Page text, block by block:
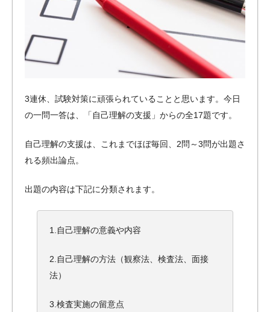
3連休、試験対策に頑張られていることと思います。今日
の一問一答は、「自己理解の支援」からの全17題です。
自己理解の支援は、これまでほぼ毎回、2問～3問が出題さ
れる頻出論点。
出題の内容は下記に分類されます。
1.自己理解の意義や内容
2.自己理解の方法（観察法、検査法、面接
法）
3.検査実施の留意点